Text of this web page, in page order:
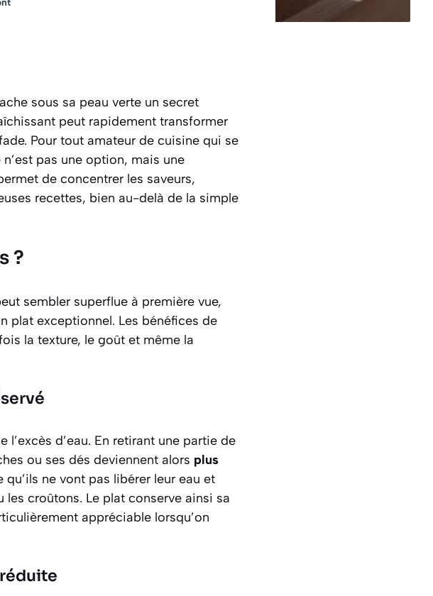
sous sa peau verte un secret
peut rapidement transformer
Pour tout amateur de cuisine qui se
pas une option, mais une
de concentrer les saveurs,
recettes, bien au-delà de la simple
?
sembler superflue à première vue,
plat exceptionnel. Les bénéfices de
la texture, le goût et même la
d’eau. En retirant une partie de
ou ses dés deviennent alors plus
ne vont pas libérer leur eau et
croûtons. Le plat conserve ainsi sa
appréciable lorsqu’on